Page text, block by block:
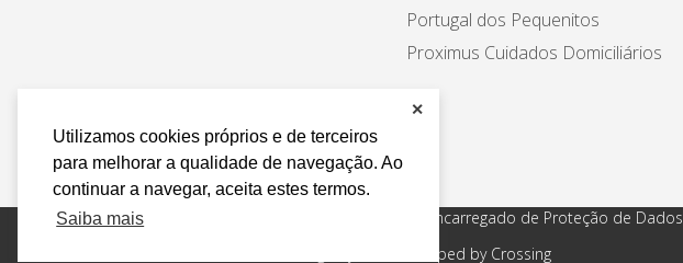
Utilizamos cookies próprios e de terceiros
para melhorar a qualidade de navegação. Ao
continuar a navegar, aceita estes termos.
Saiba mais
✕
Portugal dos Pequenitos
Proximus Cuidados Domiciliários
Política de Privacidade e Tratamento de Dados Encarregado de Proteção de Dados
Todos os direitos reservados Design by AM. Developed by Crossing